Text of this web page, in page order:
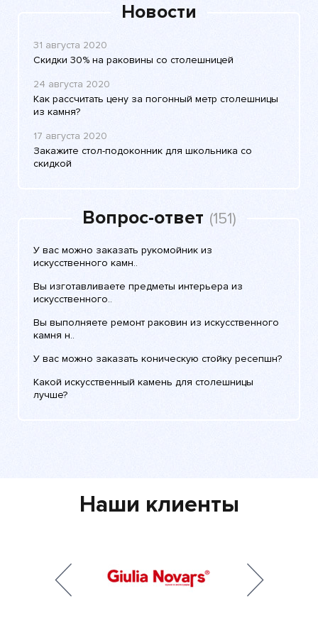
Новости
31 августа 2020
Скидки 30% на раковины со столешницей
24 августа 2020
Как рассчитать цену за погонный метр столешницы
из камня?
17 августа 2020
Закажите стол-подоконник для школьника со
скидкой
Вопрос-ответ (151)
У вас можно заказать рукомойник из
искусственного камн..
Вы изготавливаете предметы интерьера из
искусственного..
Вы выполняете ремонт раковин из искусственного
камня н..
У вас можно заказать коническую стойку ресепшн?
Какой искусственный камень для столешницы
лучше?
Наши клиенты